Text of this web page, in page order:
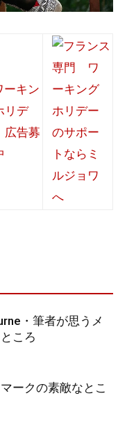
・筆者が思うメ
ころ
ークの素敵なとこ